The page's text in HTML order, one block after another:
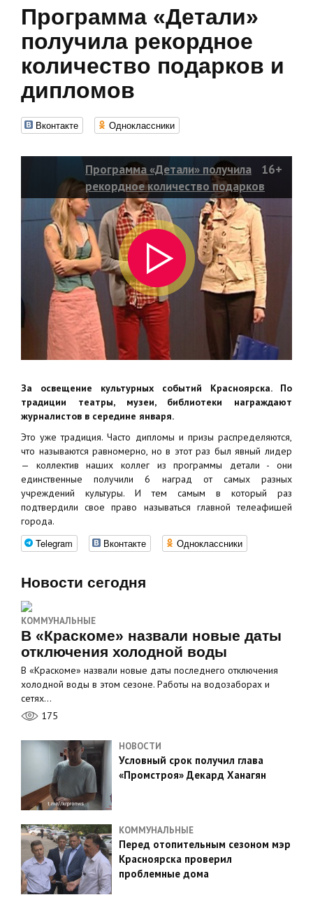
Программа «Детали»
получила рекордное
количество подарков и
дипломов
Вконтакте Одноклассники
Программа «Детали» получила
рекордное количество подарков
и дипломов
16+
За освещение культурных событий Красноярска. По
традиции театры, музеи, библиотеки награждают
журналистов в середине января.
Это уже традиция. Часто дипломы и призы распределяются,
что называются равномерно, но в этот раз был явный лидер
— коллектив наших коллег из программы детали - они
единственные получили 6 наград от самых разных
учреждений культуры. И тем самым в который раз
подтвердили свое право называться главной телеафишей
города.
Telegram Вконтакте Одноклассники
Новости сегодня
КОММУНАЛЬНЫЕ
В «Краскоме» назвали новые даты
отключения холодной воды
В «Краскоме» назвали новые даты последнего отключения
холодной воды в этом сезоне. Работы на водозаборах и
сетях…
175
НОВОСТИ
Условный срок получил глава
«Промстроя» Декард Ханагян
КОММУНАЛЬНЫЕ
Перед отопительным сезоном мэр
Красноярска проверил
проблемные дома